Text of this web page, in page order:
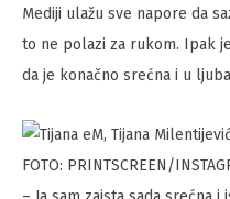
Mediji ulažu sve napore da
to ne polazi za rukom. Ipak
da je konačno srećna i u
FOTO: PRINTSCREEN/